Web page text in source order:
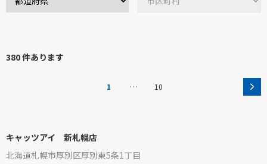
380 件あります
1 … 10
キャッツアイ 新札幌店
北海道札幌市厚別区厚別東5条1丁目